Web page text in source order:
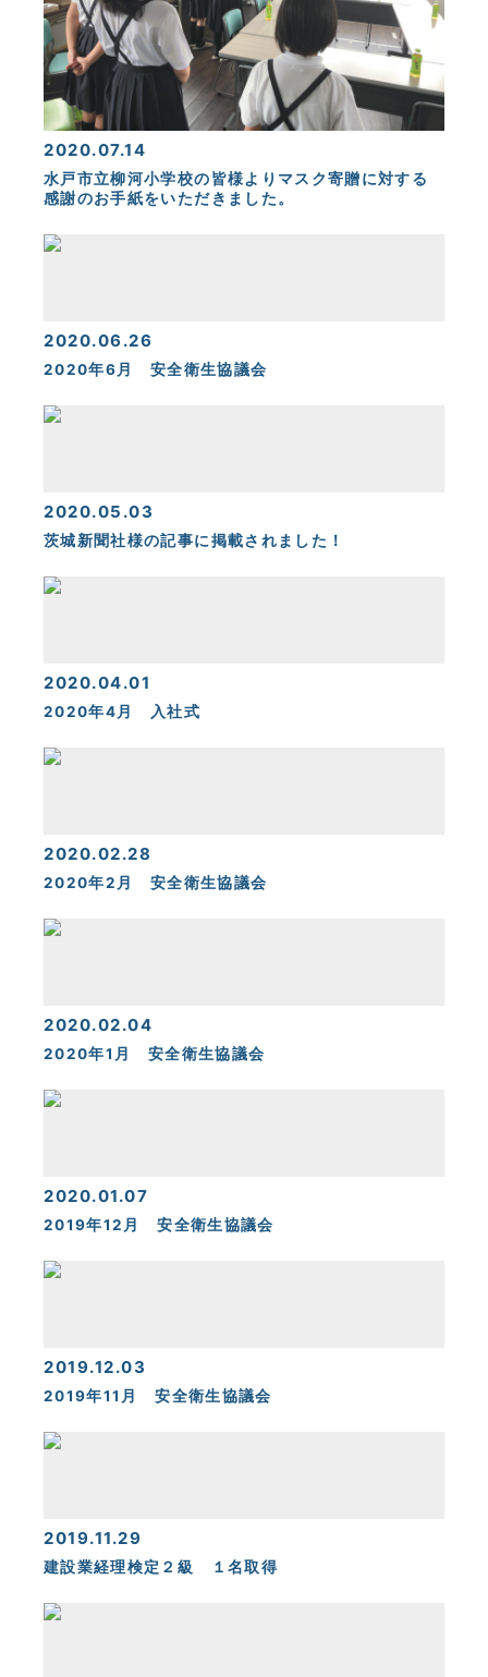
2020.07.14
水戸市立柳河小学校の皆様よりマスク寄贈に対する
感謝のお手紙をいただきました。
2020.06.26
2020年6月 安全衛生協議会
2020.05.03
茨城新聞社様の記事に掲載されました！
2020.04.01
2020年4月 入社式
2020.02.28
2020年2月 安全衛生協議会
2020.02.04
2020年1月 安全衛生協議会
2020.01.07
2019年12月 安全衛生協議会
2019.12.03
2019年11月 安全衛生協議会
2019.11.29
建設業経理検定２級 １名取得